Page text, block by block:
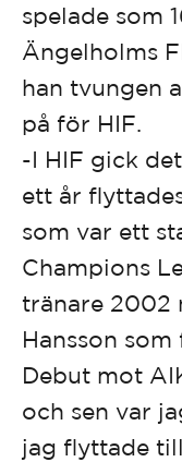
spelade som
Ängelholms
han tvungen
på för HIF.
-I HIF gick
ett år
som var ett
Champions
tränare 2002
Hansson som
Debut mot
och sen var
jag flyttade